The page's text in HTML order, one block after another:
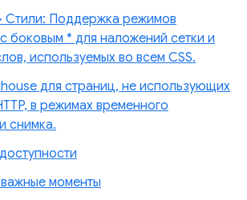
Стили: Поддержка режимов
боковым * для наложений сетки и
используемых во всем CSS.
для страниц, не использующих
в режимах временного
снимка.
моменты